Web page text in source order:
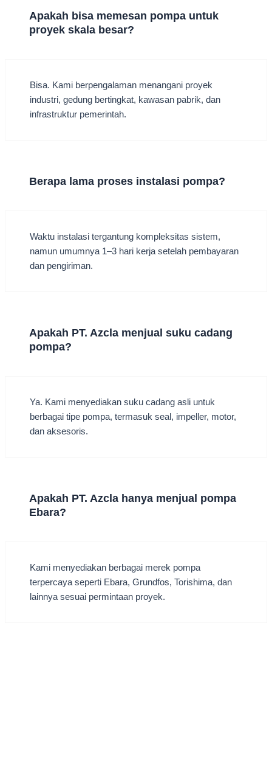
Apakah bisa memesan pompa untuk
proyek skala besar?
Bisa. Kami berpengalaman menangani proyek
industri, gedung bertingkat, kawasan pabrik, dan
infrastruktur pemerintah.
Berapa lama proses instalasi pompa?
Waktu instalasi tergantung kompleksitas sistem,
namun umumnya 1–3 hari kerja setelah pembayaran
dan pengiriman.
Apakah PT. Azcla menjual suku cadang
pompa?
Ya. Kami menyediakan suku cadang asli untuk
berbagai tipe pompa, termasuk seal, impeller, motor,
dan aksesoris.
Apakah PT. Azcla hanya menjual pompa
Ebara?
Kami menyediakan berbagai merek pompa
terpercaya seperti Ebara, Grundfos, Torishima, dan
lainnya sesuai permintaan proyek.